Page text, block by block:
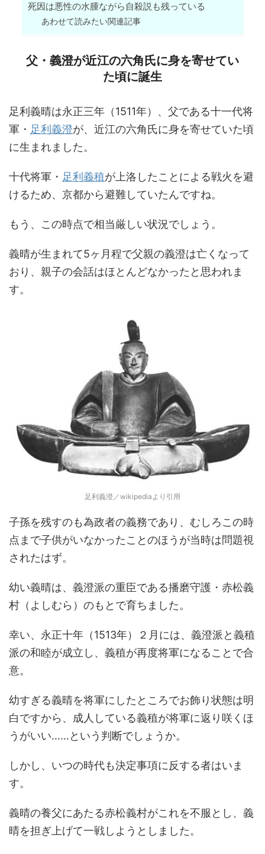
死因は悪性の水腫ながら自殺説も残っている
あわせて読みたい関連記事
父・義澄が近江の六角氏に身を寄せてい
た頃に誕生
足利義晴は永正三年（1511年）、父である十一代将
軍・ 足利義澄が、近江の六角氏に身を寄せていた頃
に生まれました。
十代将軍・ 足利義稙が上洛したことによる戦火を避
けるため、京都から避難していたんですね。
もう、この時点で相当厳しい状況でしょう。
義晴が生まれて5ヶ月程で父親の義澄は亡くなって
おり、親子の会話はほとんどなかったと思われま
す。
足利義澄／wikipediaより引用
子孫を残すのも為政者の義務であり、むしろこの時
点まで子供がいなかったことのほうが当時は問題視
されたはず。
幼い義晴は、義澄派の重臣である播磨守護・赤松義
村（よしむら）のもとで育ちました。
幸い、永正十年（1513年）２月には、義澄派と義稙
派の和睦が成立し、義稙が再度将軍になることで合
意。
幼すぎる義晴を将軍にしたところでお飾り状態は明
白ですから、成人している義稙が将軍に返り咲くほ
うがいい……という判断でしょうか。
しかし、いつの時代も決定事項に反する者はいま
す。
義晴の養父にあたる赤松義村がこれを不服とし、義
晴を担ぎ上げて一戦しようとしました。